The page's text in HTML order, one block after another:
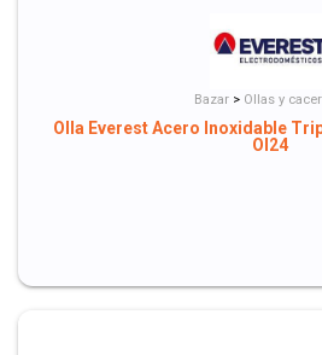
Bazar >Ollas y
Olla Everest Acero Inoxidable
OI24